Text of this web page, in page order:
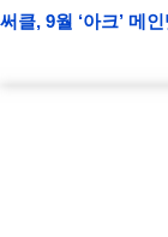
써클, 9월 ‘아크’ 메